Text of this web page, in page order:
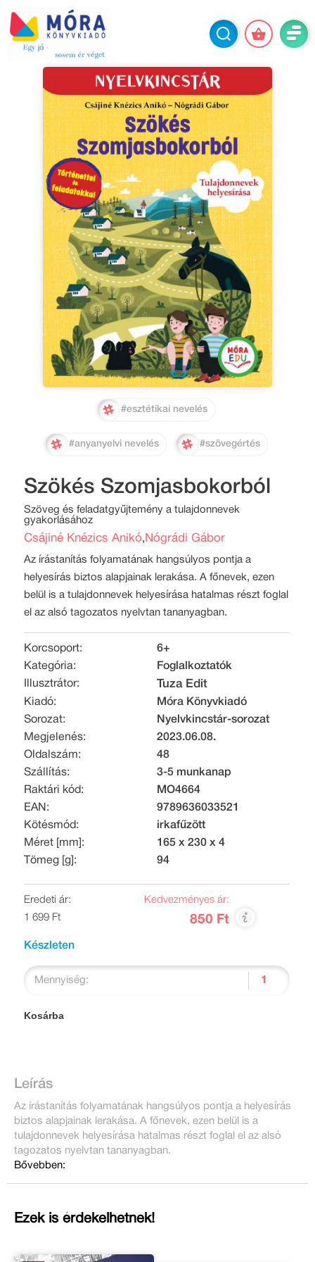
#esztétikai nevelés
#anyanyelvi nevelés #szövegértés
Szökés Szomjasbokorból
Szöveg és feladatgyűjtemény a tulajdonnevek
gyakorlásához
Csájiné Knézics Anikó, Nógrádi Gábor
Az írástanítás folyamatának hangsúlyos pontja a
helyesírás biztos alapjainak lerakása. A főnevek, ezen
belül is a tulajdonnevek helyesírása hatalmas részt foglal
el az alsó tagozatos nyelvtan tananyagban.
Korcsoport:
6+
Kategória:
Foglalkoztatók
Illusztrátor:
Tuza Edit
Kiadó:
Móra Könyvkiadó
Sorozat:
Nyelvkincstár-sorozat
Megjelenés:
2023.06.08.
Oldalszám:
48
Szállítás:
3-5 munkanap
Raktári kód:
MO4664
EAN:
9789636033521
Kötésmód:
irkafűzött
Méret [mm]:
165 x 230 x 4
Tömeg [g]:
94
Eredeti ár:
1 699 Ft
Kedvezményes ár:
850 Ft
Készleten
Mennyiség:
Kosárba
Leírás
Az írástanítás folyamatának hangsúlyos pontja a helyesírás
biztos alapjainak lerakása. A főnevek, ezen belül is a
tulajdonnevek helyesírása hatalmas részt foglal el az alsó
tagozatos nyelvtan tananyagban.
Bővebben:
Ezek is érdekelhetnek!